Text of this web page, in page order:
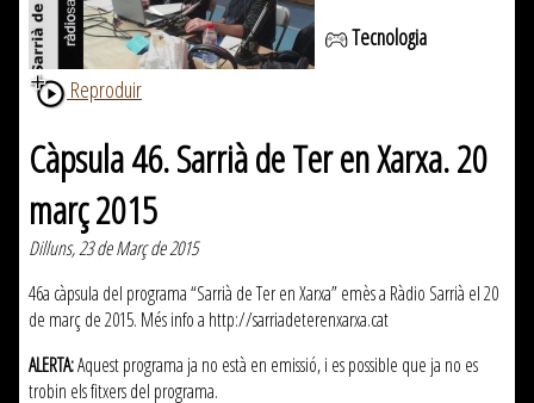
Tecnologia
Reproduir
Càpsula 46. Sarrià de Ter en Xarxa. 20
març 2015
Dilluns, 23 de Març de 2015
46a càpsula del programa “Sarrià de Ter en Xarxa” emès a Ràdio Sarrià el 20
de març de 2015. Més info a http://sarriadeterenxarxa.cat
ALERTA:Aquest programa ja no està en emissió, i es possible que ja no es
trobin els fitxers del programa.